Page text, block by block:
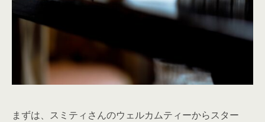
まずは、スミティさんのウェルカムティーからスター